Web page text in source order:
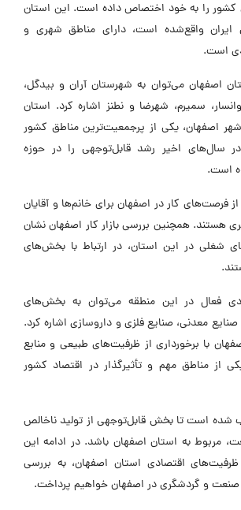
را به خود اختصاص داده است. این استان
واقع‌شده است، دارای مناطق شهری و
است.
اصفهان می‌توان به شهرستان آران و بیدگل،
سمیرم، شهرضا و نطنز اشاره کرد. استان
اصفهان، یکی از پرجمعیت‌ترین مناطق کشور
سال‌های اخیر رشد قابل‌توجهی را در حوزه
است.
فرصت‌های کار در اصفهان برای خانم‌ها و آقایان
هستند. همچنین بررسی بازار کار اصفهان نشان
شغلی در این استان، در ارتباط با بخش‌های
فعال در این منطقه می‌توان به بخش‌های
معدنی، صنایع فلزی و داروسازی اشاره کرد.
با برخورداری از ظرفیت‌های طبیعی و منابع
از مناطق مهم و تأثیرگذار در اقتصاد کشور
است تا بخش قابل‌توجهی از تولید ناخالص
مربوط به استان اصفهان باشد. در ادامه این
اقتصادی استان اصفهان، به بررسی
و گردشگری در اصفهان خواهیم پرداخت.